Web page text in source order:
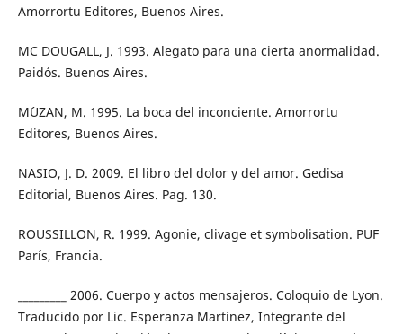
Amorrortu Editores, Buenos Aires.
MC DOUGALL, J. 1993. Alegato para una cierta anormalidad.
Paidós. Buenos Aires.
M´UZAN, M. 1995. La boca del inconciente. Amorrortu
Editores, Buenos Aires.
NASIO, J. D. 2009. El libro del dolor y del amor. Gedisa
Editorial, Buenos Aires. Pag. 130.
ROUSSILLON, R. 1999. Agonie, clivage et symbolisation. PUF
París, Francia.
_________ 2006. Cuerpo y actos mensajeros. Coloquio de Lyon.
Traducido por Lic. Esperanza Martínez, Integrante del